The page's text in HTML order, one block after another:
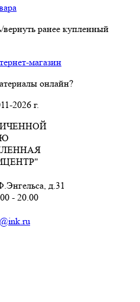
ранее купленный
магазин
онлайн?
2026 г.
д.31
- 20.00